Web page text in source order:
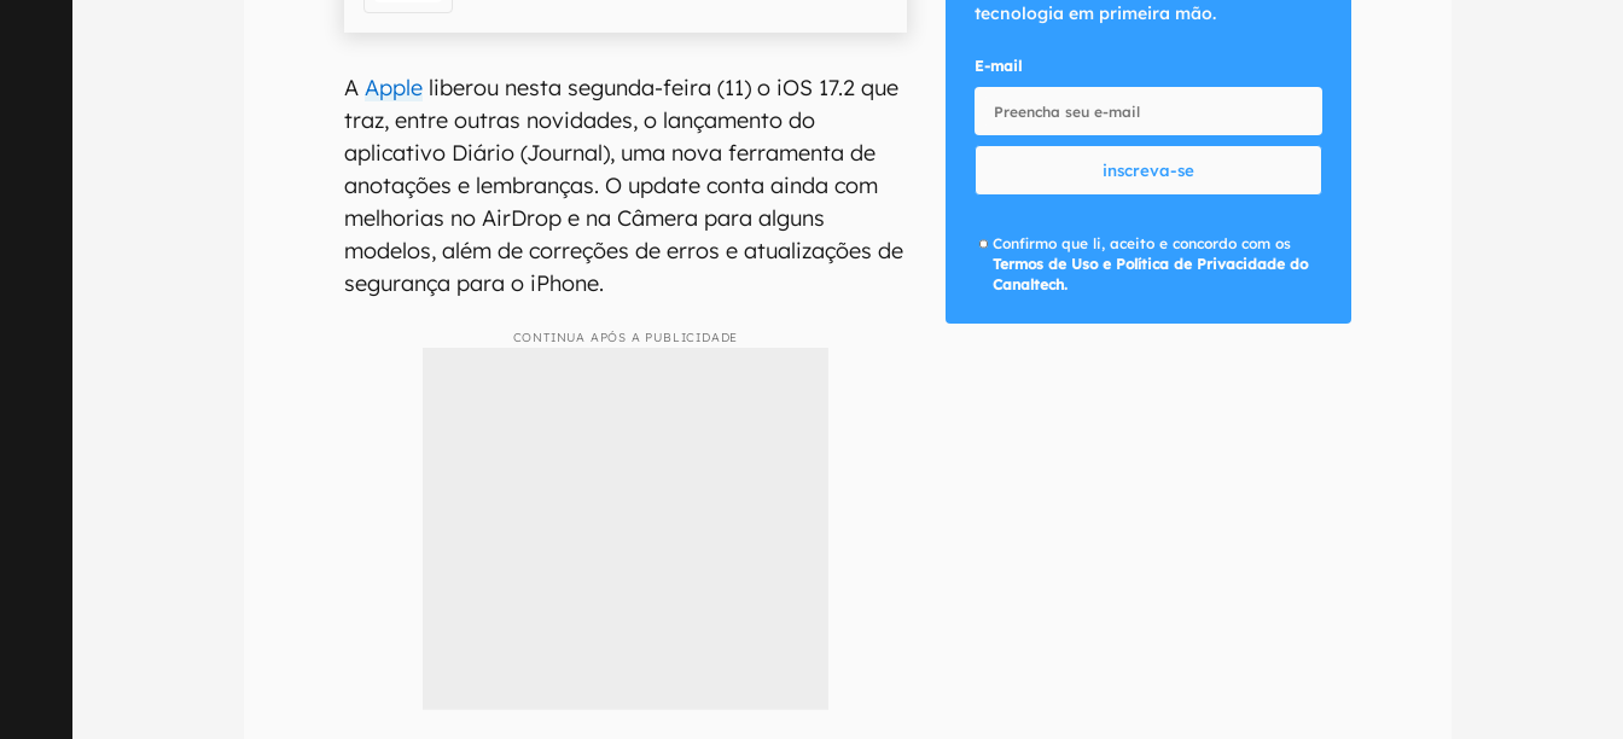
AApple liberou nesta segunda-feira (11) o iOS 17.2 que
traz, entre outras novidades, o lançamento do
aplicativo Diário (Journal), uma nova ferramenta de
anotações e lembranças. O update conta ainda com
melhorias no AirDrop e na Câmera para alguns
modelos, além de correções de erros e atualizações de
segurança para o iPhone.
CONTINUA APÓS A PUBLICIDADE
tecnologia em primeira mão.
E-mail
inscreva-se
Confirmo que li, aceito e concordo com os
Termos de Uso e Política de Privacidade do
Canaltech.